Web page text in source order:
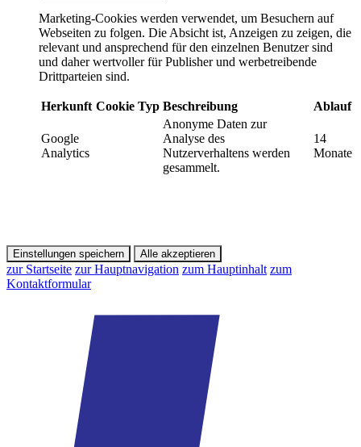
Marketing-Cookies werden verwendet, um Besuchern auf
Webseiten zu folgen. Die Absicht ist, Anzeigen zu zeigen, die
relevant und ansprechend für den einzelnen Benutzer sind
und daher wertvoller für Publisher und werbetreibende
Drittparteien sind.
Herkunft Cookie Typ Beschreibung Ablauf
Google
Analytics
Anonyme Daten zur
Analyse des
Nutzerverhaltens werden
gesammelt.
14
Monate
Einstellungen speichern Alle akzeptieren
zur Startseite zur Hauptnavigation zum Hauptinhalt zum
Kontaktformular